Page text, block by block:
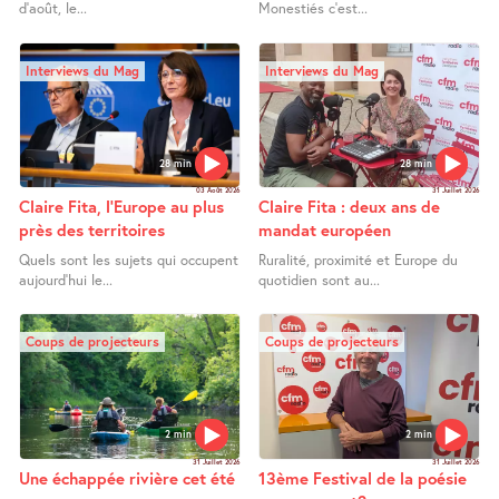
d’août, le...
Monestiés c’est...
28 min
Interviews du Mag
03 Août 2026
Claire Fita, l’Europe au plus
près des territoires
Quels sont les sujets qui occupent
aujourd’hui le...
28 min
Interviews du Mag
31 Juillet 2026
Claire Fita : deux ans de
mandat européen
Ruralité, proximité et Europe du
quotidien sont au...
2 min
Coups de projecteurs
31 Juillet 2026
Une échappée rivière cet été
2 min
Coups de projecteurs
31 Juillet 2026
13ème Festival de la poésie